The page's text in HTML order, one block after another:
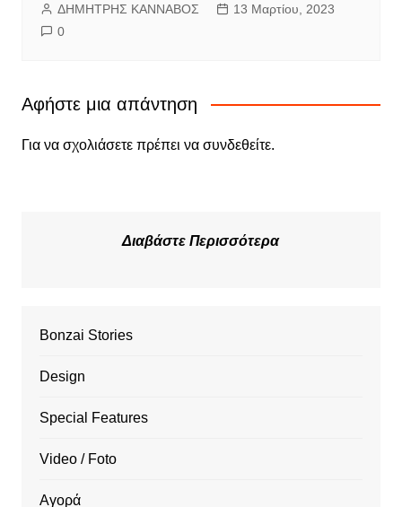
ΔΗΜΗΤΡΗΣ ΚΑΝΝΑΒΟΣ
13 Μαρτίου, 2023
0
Αφήστε μια απάντηση
Για να σχολιάσετε πρέπει να συνδεθείτε.
Διαβάστε Περισσότερα
Bonzai Stories
Design
Special Features
Video / Foto
Αγορά